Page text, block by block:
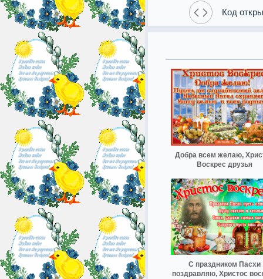
Код
Добра всем желаю,
Воскрес друзья
С праздником Пасхи
поздравляю, Христос